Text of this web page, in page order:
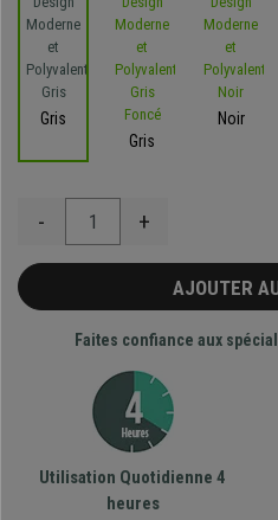
Gris
Gris
Noir
- +
AJOUTER
Faites confiance aux
Utilisation Quotidienne 4
heures